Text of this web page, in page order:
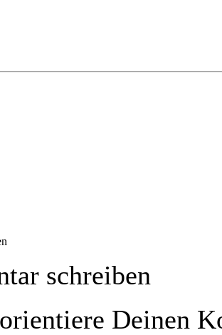
schreiben
Deinen